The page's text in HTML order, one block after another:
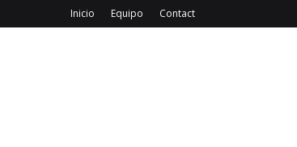
Inicio Equipo Contact